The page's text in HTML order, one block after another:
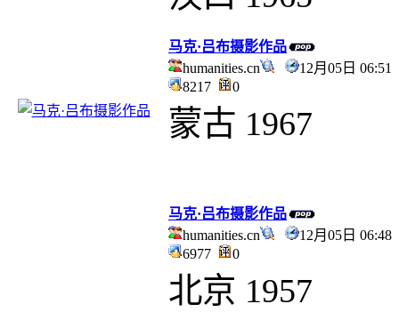
马克·吕布摄影作品
humanities.cn
12月05日
8217
0
蒙古 1967
马克·吕布摄影作品
humanities.cn
12月05日
6977
0
北京 1957